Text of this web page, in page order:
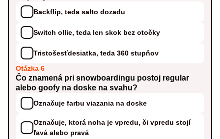
Backflip, teda salto dozadu
Switch ollie, teda len skok bez otočky
Tristošesťdesiatka, teda 360 stupňov
Otázka 6
Čo znamená pri snowboardingu postoj regular
alebo goofy na doske na svahu?
Označuje farbu viazania na doske
Označuje, ktorá noha je vpredu, či vpredu stojí
ľavá alebo pravá